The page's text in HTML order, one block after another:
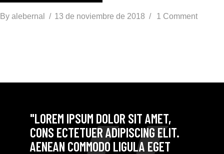
By alebernal 13 de noviembre de 2018 1 Comment
"LOREM IPSUM DOLOR SIT AMET,
CONS ECTETUER ADIPISCING ELIT.
AENEAN COMMODO LIGULA EGET